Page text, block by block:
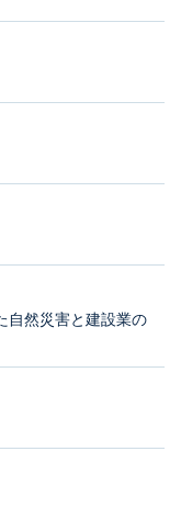
自然災害と建設業の